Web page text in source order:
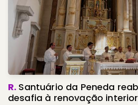
R. Santuário da Peneda
desafia à renovação interior